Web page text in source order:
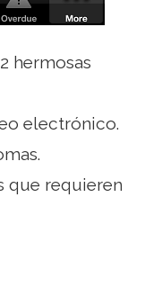
hermosas
electrónico.
que requieren